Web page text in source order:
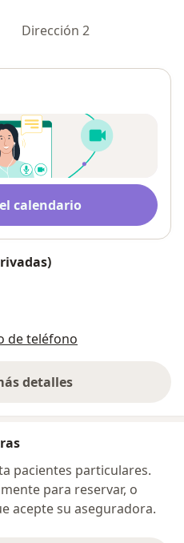
Dirección 2
calendario
de teléfono
detalles
sobre la dirección
pacientes particulares.
para reservar, o
acepte su aseguradora.